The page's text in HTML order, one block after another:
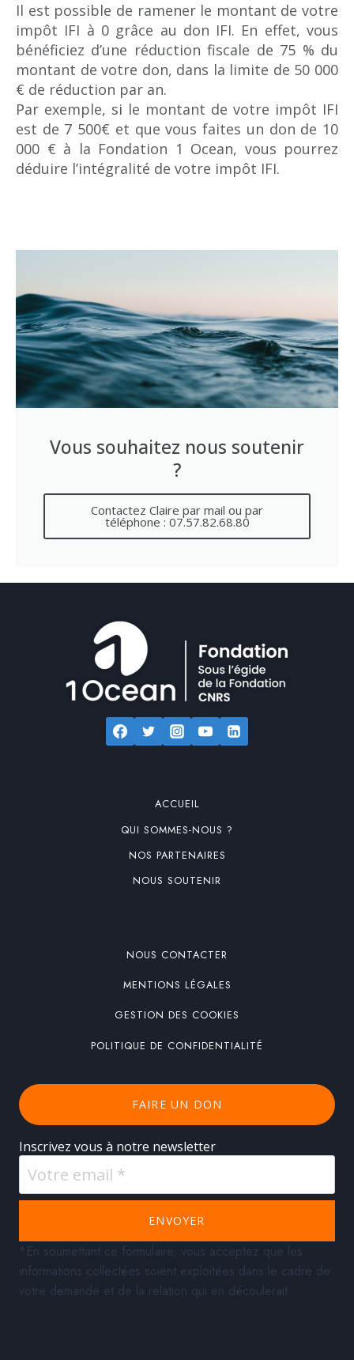
Il est possible de ramener le montant de votre
impôt IFI à 0 grâce au don IFI. En effet, vous
bénéficiez d’une réduction fiscale de 75 % du
montant de votre don, dans la limite de 50 000
€ de réduction par an.
Par exemple, si le montant de votre impôt IFI
est de 7 500€ et que vous faites un don de 10
000 € à la Fondation 1 Ocean, vous pourrez
déduire l’intégralité de votre impôt IFI.
Vous souhaitez nous soutenir
?
Contactez Claire par mail ou par
téléphone : 07.57.82.68.80
ACCUEIL
QUI SOMMES-NOUS ?
NOS PARTENAIRES
NOUS SOUTENIR
NOUS CONTACTER
MENTIONS LÉGALES
GESTION DES COOKIES
POLITIQUE DE CONFIDENTIALITÉ
FAIRE UN DON
Inscrivez vous à notre newsletter
ENVOYER
*En soumettant ce formulaire, vous acceptez que les
informations collectées soient exploitées dans le cadre de
votre demande et de la relation qui en découlerait.